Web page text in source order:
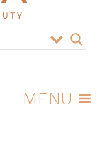
pro vás
MENU